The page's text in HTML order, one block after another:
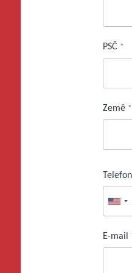
PSČ *
Země *
Telefon
E-mail